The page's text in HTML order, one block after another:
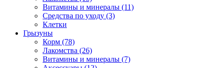
Витамины и минералы (11)
Средства по уходу (3)
Клетки
Грызуны
Корм (78)
Лакомства (26)
Витамины и минералы (7)